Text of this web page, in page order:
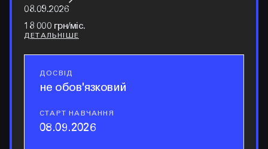
08.09.2026
18 000 грн/міс.
ДЕТАЛЬНІШЕ
досвід
ДОСВІД
не обов'язковий
старт навчання
СТАРТ НАВЧАННЯ
08.09.2026